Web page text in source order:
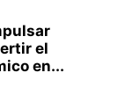
el
en...